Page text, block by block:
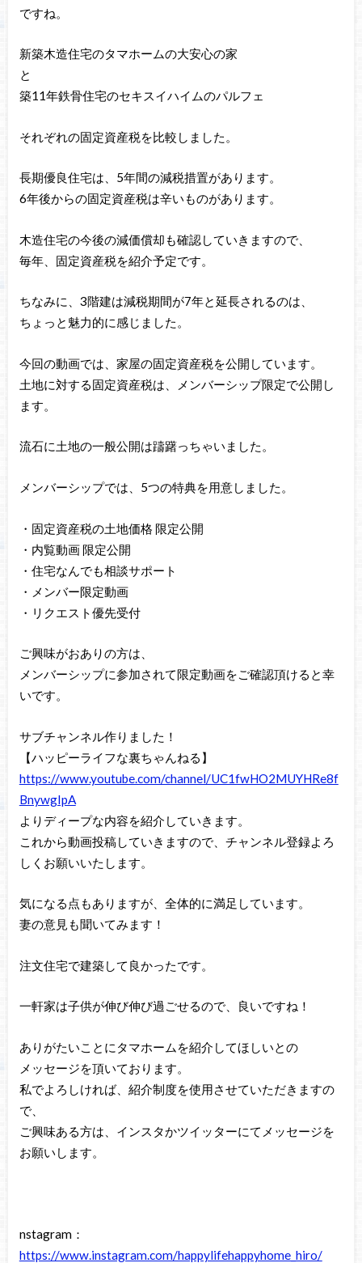
ですね。
新築木造住宅のタマホームの大安心の家
と
築11年鉄骨住宅のセキスイハイムのパルフェ
それぞれの固定資産税を比較しました。
長期優良住宅は、5年間の減税措置があります。
6年後からの固定資産税は辛いものがあります。
木造住宅の今後の減価償却も確認していきますので、
毎年、固定資産税を紹介予定です。
ちなみに、3階建は減税期間が7年と延長されるのは、
ちょっと魅力的に感じました。
今回の動画では、家屋の固定資産税を公開しています。
土地に対する固定資産税は、メンバーシップ限定で公開し
ます。
流石に土地の一般公開は躊躇っちゃいました。
メンバーシップでは、5つの特典を用意しました。
・固定資産税の土地価格 限定公開
・内覧動画 限定公開
・住宅なんでも相談サポート
・メンバー限定動画
・リクエスト優先受付
ご興味がおありの方は、
メンバーシップに参加されて限定動画をご確認頂けると幸
いです。
サブチャンネル作りました！
【ハッピーライフな裏ちゃんねる】
https://www.youtube.com/channel/UC1fwHO2MUYHRe8f
BnywgIpA
よりディープな内容を紹介していきます。
これから動画投稿していきますので、チャンネル登録よろ
しくお願いいたします。
気になる点もありますが、全体的に満足しています。
妻の意見も聞いてみます！
注文住宅で建築して良かったです。
一軒家は子供が伸び伸び過ごせるので、良いですね！
ありがたいことにタマホームを紹介してほしいとの
メッセージを頂いております。
私でよろしければ、紹介制度を使用させていただきますの
で、
ご興味ある方は、インスタかツイッターにてメッセージを
お願いします。
nstagram：
https://www.instagram.com/happylifehappyhome_hiro/